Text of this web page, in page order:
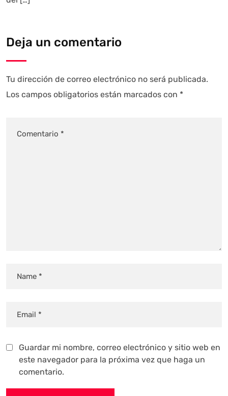
Deja un comentario
Tu dirección de correo electrónico no será publicada.
Los campos obligatorios están marcados con *
Guardar mi nombre, correo electrónico y sitio web en
este navegador para la próxima vez que haga un
comentario.